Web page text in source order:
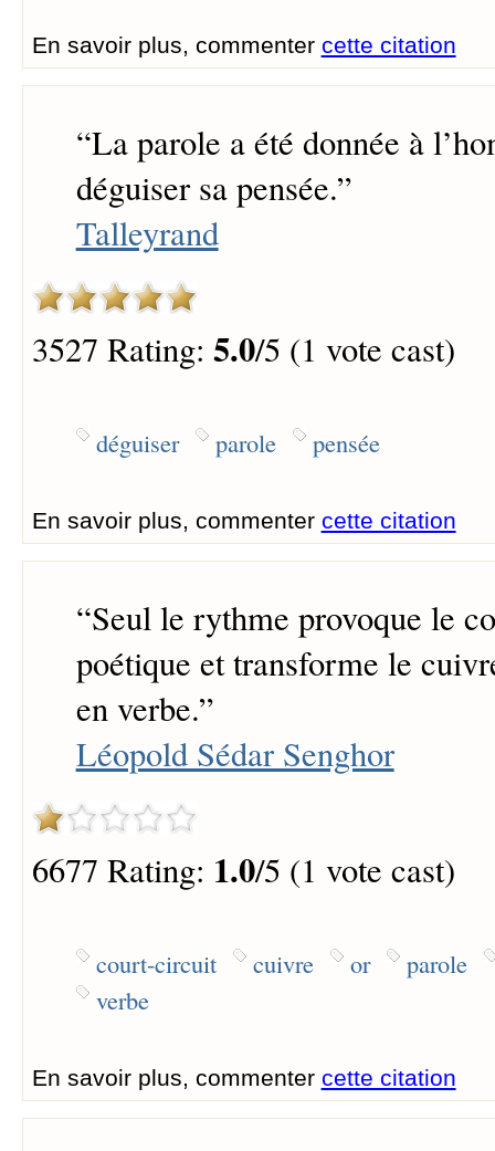
En savoir plus, commenter cette citation
“La parole a été donnée à
déguiser sa pensée.”
Talleyrand
3527 Rating: 5.0/5 (1 vote cast)
déguiser parole pensée
En savoir plus, commenter cette citation
“Seul le rythme provoque le
poétique et transforme le
en verbe.”
Léopold Sédar Senghor
6677 Rating: 1.0/5 (1 vote cast)
court-circuit cuivre or
parole
verbe
En savoir plus, commenter cette citation